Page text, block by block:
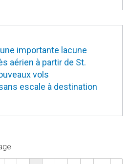
importante lacune
aérien à partir de St.
vols
escale à destination